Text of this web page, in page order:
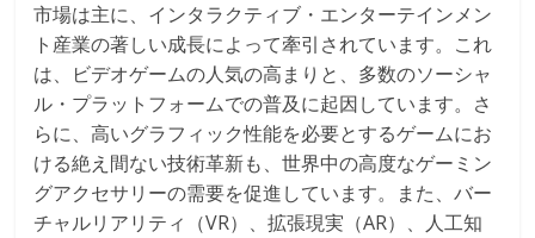
市場は主に、インタラクティブ・エンターテインメン
ト産業の著しい成長によって牽引されています。これ
は、ビデオゲームの人気の高まりと、多数のソーシャ
ル・プラットフォームでの普及に起因しています。さ
らに、高いグラフィック性能を必要とするゲームにお
ける絶え間ない技術革新も、世界中の高度なゲーミン
グアクセサリーの需要を促進しています。また、バー
チャルリアリティ（VR）、拡張現実（AR）、人工知